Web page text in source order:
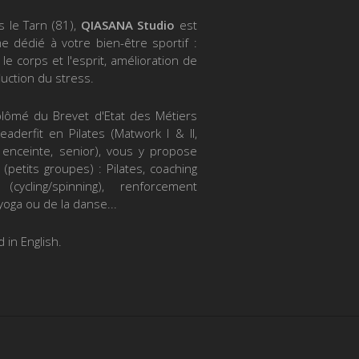
le Tarn (81), QIASANA Studio est
dédié à votre bien-être sportif :
corps et l'esprit, amélioration de
du stress.
du Brevet d'Etat des Métiers
en Pilates (Matwork I & II,
senior), vous y propose
groupes) : Pilates, coaching
spinning), renforcement
ou de la danse...
in English.